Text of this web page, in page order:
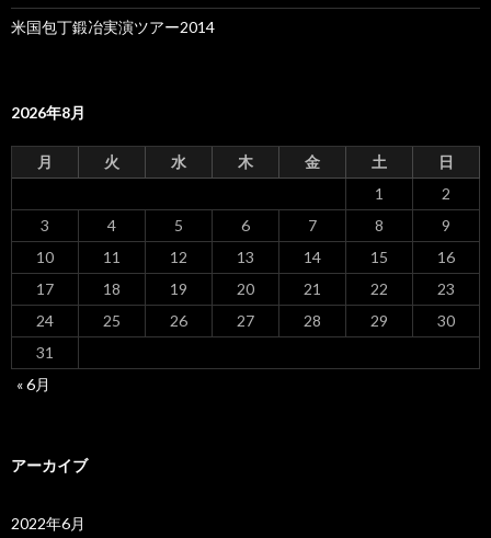
米国包丁鍛冶実演ツアー2014
2026年8月
月 火 水 木 金 土
日
1
2
3
4 5 6 7 8
9
10
11 12 13 14 15
16
17
18 19 20 21 22
23
24
25 26 27 28 29
30
31
« 6月
アーカイブ
2022年6月